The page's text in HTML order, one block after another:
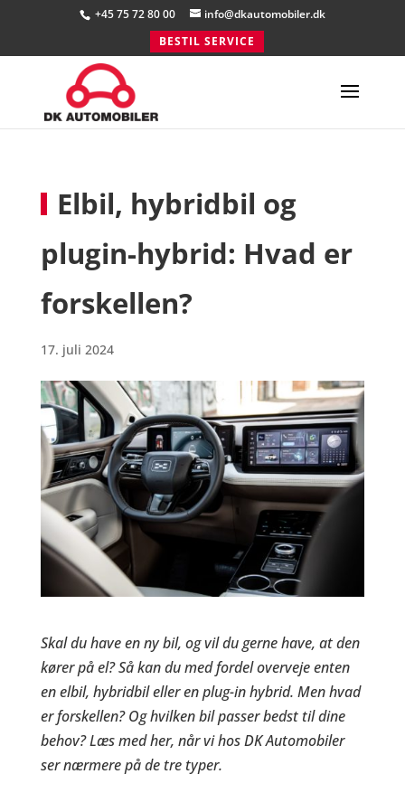
+45 75 72 80 00
info@dkautomobiler.dk
BESTIL SERVICE
Elbil, hybridbil og
plugin-hybrid: Hvad er
forskellen?
17. juli 2024
Skal du have en ny bil, og vil du gerne have, at den
kører på el? Så kan du med fordel overveje enten
en elbil, hybridbil eller en plug-in hybrid. Men hvad
er forskellen? Og hvilken bil passer bedst til dine
behov? Læs med her, når vi hos DK Automobiler
ser nærmere på de tre typer.